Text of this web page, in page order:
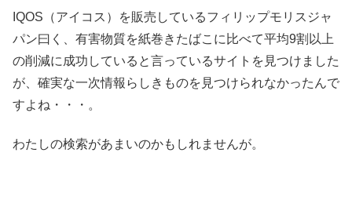
IQOS（アイコス）を販売しているフィリップモリスジャ
パン曰く、有害物質を紙巻きたばこに比べて平均9割以上
の削減に成功していると言っているサイトを見つけました
が、確実な一次情報らしきものを見つけられなかったんで
すよね・・・。
わたしの検索があまいのかもしれませんが。